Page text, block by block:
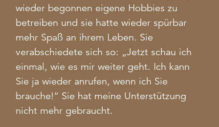
wieder begonnen eigene Hobbies zu
betreiben und sie hatte wieder spürbar
mehr Spaß an ihrem Leben. Sie
verabschiedete sich so: „Jetzt schau ich
einmal, wie es mir weiter geht. Ich kann
Sie ja wieder anrufen, wenn ich Sie
brauche!“ Sie hat meine Unterstützung
nicht mehr gebraucht.